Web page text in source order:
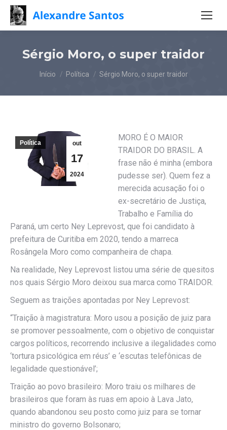
Sérgio Moro, o super traidor
Você está aqui:
Início Política Sérgio Moro, o super traidor
out
17
2024
Política
MORO É O MAIOR
TRAIDOR DO BRASIL. A
frase não é minha (embora
pudesse ser). Quem fez a
merecida acusação foi o
ex-secretário de Justiça,
Trabalho e Família do
Paraná, um certo Ney Leprevost, que foi candidato à
prefeitura de Curitiba em 2020, tendo a marreca
Rosângela Moro como companheira de chapa.
Na realidade, Ney Leprevost listou uma série de quesitos
nos quais Sérgio Moro deixou sua marca como TRAIDOR.
Seguem as traições apontadas por Ney Leprevost:
“Traição à magistratura: Moro usou a posição de juiz para
se promover pessoalmente, com o objetivo de conquistar
cargos políticos, recorrendo inclusive a ilegalidades como
‘tortura psicológica em réus’ e ‘escutas telefônicas de
legalidade questionável’;
Traição ao povo brasileiro: Moro traiu os milhares de
brasileiros que foram às ruas em apoio à Lava Jato,
quando abandonou seu posto como juiz para se tornar
ministro do governo Bolsonaro;